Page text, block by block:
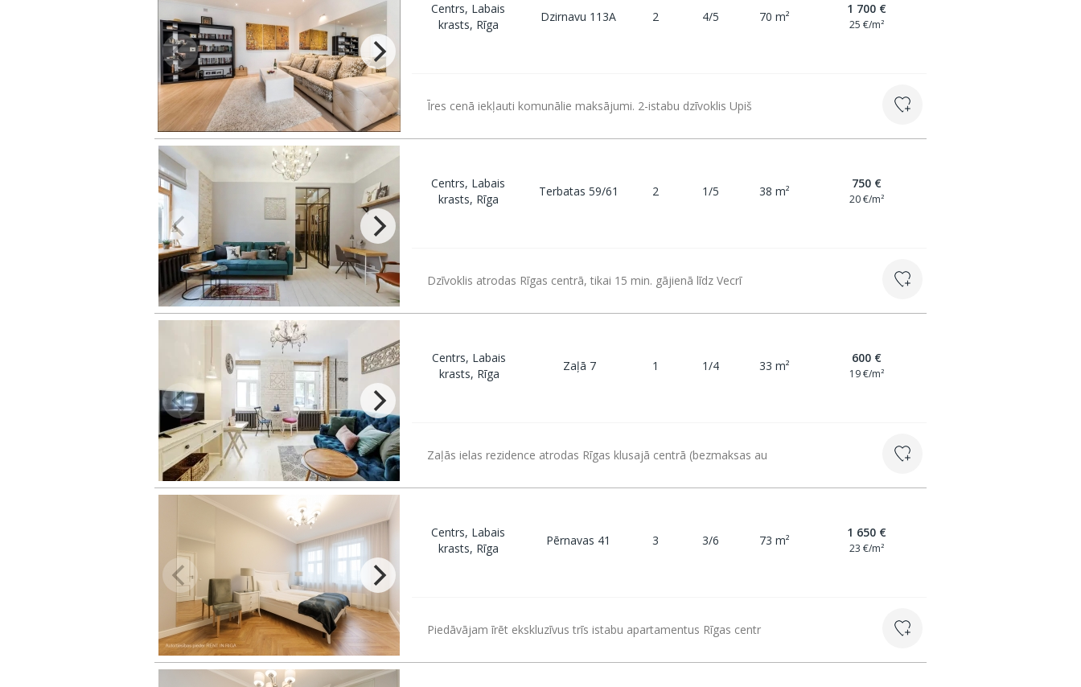
Centrs, Labais
krasts, Rīga
Dzirnavu 113A 2 4/5 70 m²
1 700 €
25 €/m²
Īres cenā iekļauti komunālie maksājumi. 2-istabu dzīvoklis Upiš
Centrs, Labais
krasts, Rīga
Terbatas 59/61 2 1/5 38 m²
750 €
20 €/m²
Dzīvoklis atrodas Rīgas centrā, tikai 15 min. gājienā līdz Vecrī
Centrs, Labais
krasts, Rīga
Zaļā 7 1 1/4 33 m²
600 €
19 €/m²
Zaļās ielas rezidence atrodas Rīgas klusajā centrā (bezmaksas au
Centrs, Labais
krasts, Rīga
Pērnavas 41 3 3/6 73 m²
1 650 €
23 €/m²
Piedāvājam īrēt ekskluzīvus trīs istabu apartamentus Rīgas centr